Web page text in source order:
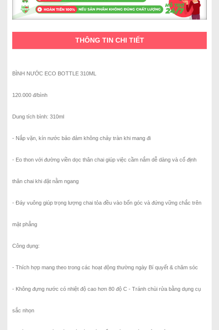
THÔNG TIN CHI TIẾT
BÌNH NƯỚC ECO BOTTLE 310ML
120.000 đ/bình
Dung tích bình: 310ml
- Nắp vặn, kín nước bảo đảm không chảy tràn khi mang đi
- Eo thon với đường viền dọc thân chai giúp việc cầm nắm dễ dàng và cố định
thân chai khi đặt nằm ngang
- Đáy vuông giúp trọng lượng chai tỏa đều vào bốn góc và đứng vững chắc trên
mặt phẳng
Công dụng:
- Thích hợp mang theo trong các hoạt động thường ngày Bí quyết & chăm sóc
- Không đựng nước có nhiệt độ cao hơn 80 độ C - Tránh chùi rửa bằng dụng cụ
sắc nhọn